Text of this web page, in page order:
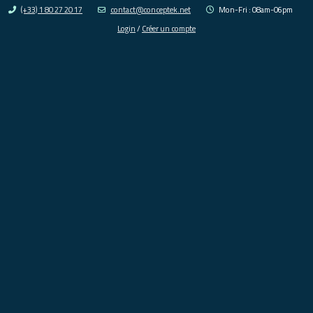
(+33) 1 80 27 20 17 contact@conceptek.net
Mon-Fri : 08am-06pm
Login/Créer un compte